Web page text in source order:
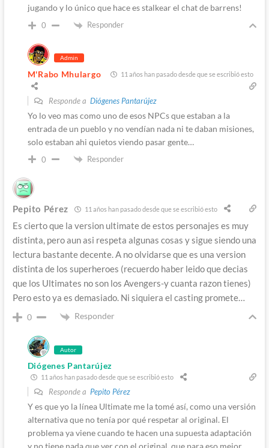
jugando y lo único que hace es stalkear el chat de barrens!
0 Responder
Admin
M'Rabo Mhulargo 11 años han pasado desde que se escribió esto
Responde a Diógenes Pantarújez
Yo lo veo mas como uno de esos NPCs que estaban a la
entrada de un pueblo y no vendían nada ni te daban misiones,
solo estaban ahi quietos viendo pasar gente…
0 Responder
Pepito Pérez 11 años han pasado desde que se escribió esto
Es cierto que la version ultimate de estos personajes es muy
distinta, pero aun asi respeta algunas cosas y sigue siendo una
lectura bastante decente. A no olvidarse que es una version
distinta de los superheroes (recuerdo haber leido que decias
que los Ultimates no son los Avengers-y cuanta razon tienes)
Pero esto ya es demasiado. Ni siquiera el casting promete…
0 Responder
Autor
Diógenes Pantarújez
11 años han pasado desde que se escribió esto
Responde a Pepito Pérez
Y es que yo la línea Ultimate me la tomé así, como una versión
alternativa que no tenía por qué respetar al original. El
problema ya viene cuando te hacen una supuesta adaptación
y no tiene nada que ver con el original, que para eso mejor